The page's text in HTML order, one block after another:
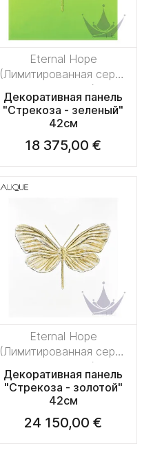
Eternal Hope
(Лимитированная серия
на 50 пред.)
Декоративная панель
"Стрекоза - зеленый"
42см
18 375,00 €
Eternal Hope
(Лимитированная серия
на 50 пред.)
Декоративная панель
"Стрекоза - золотой"
42см
24 150,00 €